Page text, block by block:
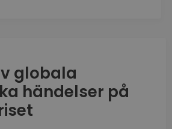
globala
händelser på